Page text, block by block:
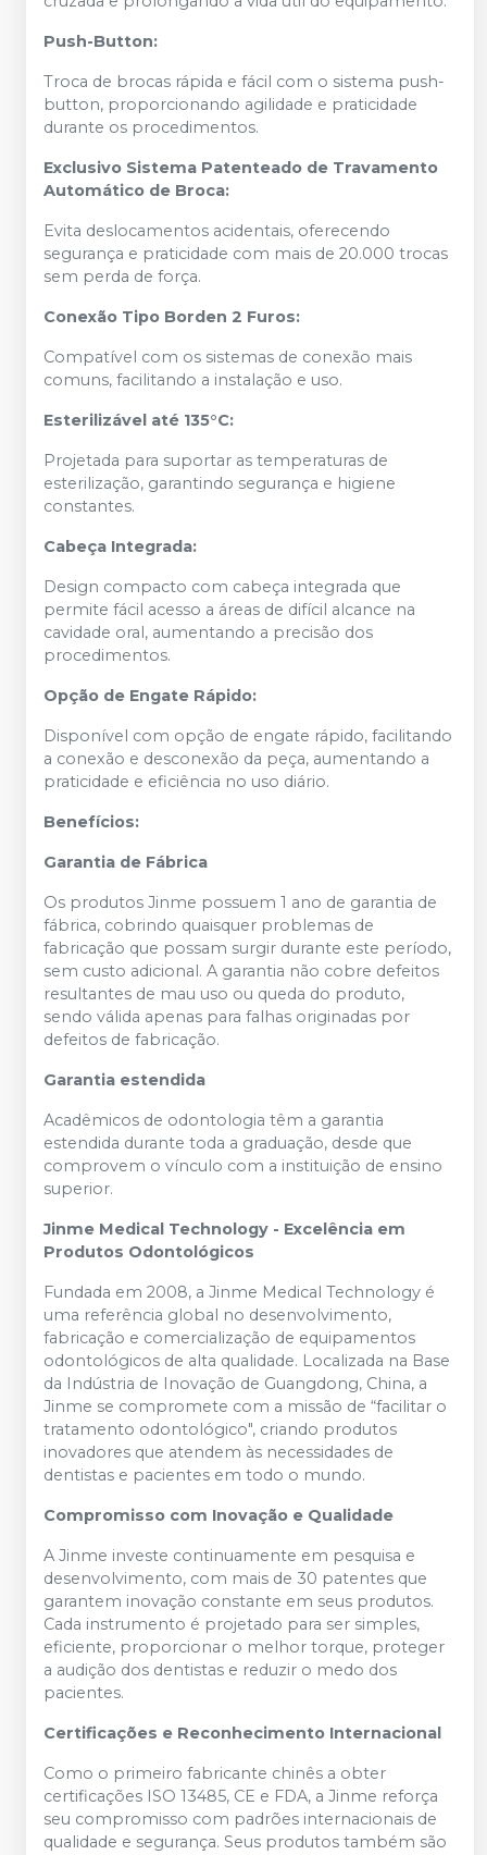
Push-Button:
Troca de brocas rápida e fácil com o sistema push-
button, proporcionando agilidade e praticidade
durante os procedimentos.
Exclusivo Sistema Patenteado de Travamento
Automático de Broca:
Evita deslocamentos acidentais, oferecendo
segurança e praticidade com mais de 20.000 trocas
sem perda de força.
Conexão Tipo Borden 2 Furos:
Compatível com os sistemas de conexão mais
comuns, facilitando a instalação e uso.
Esterilizável até 135°C:
Projetada para suportar as temperaturas de
esterilização, garantindo segurança e higiene
constantes.
Cabeça Integrada:
Design compacto com cabeça integrada que
permite fácil acesso a áreas de difícil alcance na
cavidade oral, aumentando a precisão dos
procedimentos.
Opção de Engate Rápido:
Disponível com opção de engate rápido, facilitando
a conexão e desconexão da peça, aumentando a
praticidade e eficiência no uso diário.
Benefícios:
Garantia de Fábrica
Os produtos Jinme possuem 1 ano de garantia de
fábrica, cobrindo quaisquer problemas de
fabricação que possam surgir durante este período,
sem custo adicional. A garantia não cobre defeitos
resultantes de mau uso ou queda do produto,
sendo válida apenas para falhas originadas por
defeitos de fabricação.
Garantia estendida
Acadêmicos de odontologia têm a garantia
estendida durante toda a graduação, desde que
comprovem o vínculo com a instituição de ensino
superior.
Jinme Medical Technology - Excelência em
Produtos Odontológicos
Fundada em 2008, a Jinme Medical Technology é
uma referência global no desenvolvimento,
fabricação e comercialização de equipamentos
odontológicos de alta qualidade. Localizada na Base
da Indústria de Inovação de Guangdong, China, a
Jinme se compromete com a missão de “facilitar o
tratamento odontológico", criando produtos
inovadores que atendem às necessidades de
dentistas e pacientes em todo o mundo.
Compromisso com Inovação e Qualidade
A Jinme investe continuamente em pesquisa e
desenvolvimento, com mais de 30 patentes que
garantem inovação constante em seus produtos.
Cada instrumento é projetado para ser simples,
eficiente, proporcionar o melhor torque, proteger
a audição dos dentistas e reduzir o medo dos
pacientes.
Certificações e Reconhecimento Internacional
Como o primeiro fabricante chinês a obter
certificações ISO 13485, CE e FDA, a Jinme reforça
seu compromisso com padrões internacionais de
qualidade e segurança. Seus produtos também são